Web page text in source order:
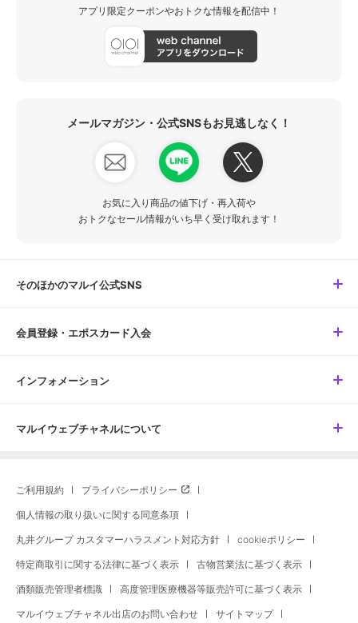
アプリ限定クーポンやおトクな情報を配信中！
メールマガジン・公式SNSもお見逃しなく！
お気に入り商品の値下げ・再入荷や
おトクなセール情報がいち早く受け取れます！
そのほかのマルイ公式SNS
会員登録・エポスカード入会
インフォメーション
マルイウェブチャネルについて
ご利用規約 プライバシーポリシー
個人情報の取り扱いに関する同意条項
丸井グループ カスタマーハラスメント対応方針 cookieポリシー
特定商取引に関する法律に基づく表示 古物営業法に基づく表示
酒類販売管理者標識 高度管理医療機器等販売許可に基づく表示
マルイウェブチャネル出店のお問い合わせ サイトマップ